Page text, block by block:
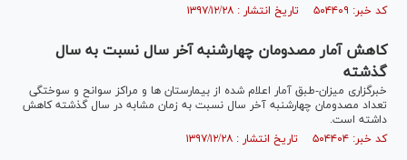
کد خبر: ۵۰۴۴۰۹ تاریخ انتشار : ۱۳۹۷/۱۲/۲۸
کاهش آمار مصدومان چهارشنبه آخر سال نسبت به سال
گذشته
خبرگزاری میزان-طبق آمار اعلام شده از بیمارستان ها و مراکز سوانح و سوختگی
تعداد مصدومان چهارشنبه آخر سال نسبت به زمان مشابه در سال گذشته کاهش
داشته است.
کد خبر: ۵۰۴۴۰۴ تاریخ انتشار : ۱۳۹۷/۱۲/۲۸